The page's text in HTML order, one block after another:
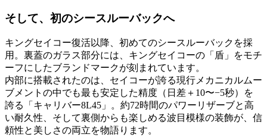
そして、初のシースルーバックへ
キングセイコー復活以降、初めてのシースルーバックを採
用。裏蓋のガラス部分には、キングセイコーの「盾」をモチ
ーフにしたブランドマークが刻まれています。
内部に搭載されたのは、セイコーが誇る現行メカニカルムー
ブメントの中でも最も安定した精度（日差＋10〜−5秒）を
誇る「キャリバー8L45」。約72時間のパワーリザーブと高
い耐久性、そして裏側からも楽しめる波目模様の装飾が、信
頼性と美しさの両立を物語ります。